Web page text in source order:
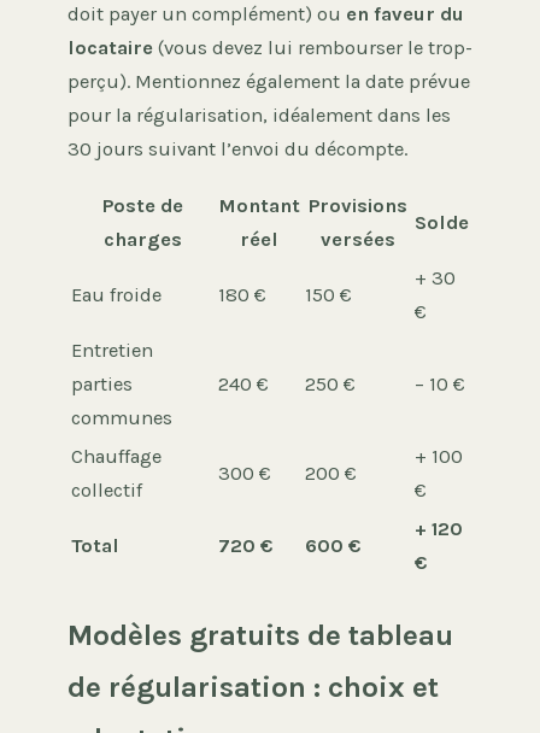
doit payer un complément) ou en faveur du
locataire (vous devez lui rembourser le trop-
perçu). Mentionnez également la date prévue
pour la régularisation, idéalement dans les
30 jours suivant l’envoi du décompte.
Poste de
charges
Montant
réel
Provisions
versées
Solde
Eau froide 180 € 150 €
+ 30
€
Entretien
parties
communes
240 € 250 € – 10 €
Chauffage
collectif
300 € 200 €
+ 100
€
Total 720 € 600 €
+ 120
€
Modèles gratuits de tableau
de régularisation : choix et